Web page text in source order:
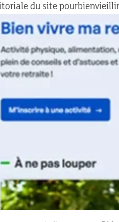
du site pourbienvieillir